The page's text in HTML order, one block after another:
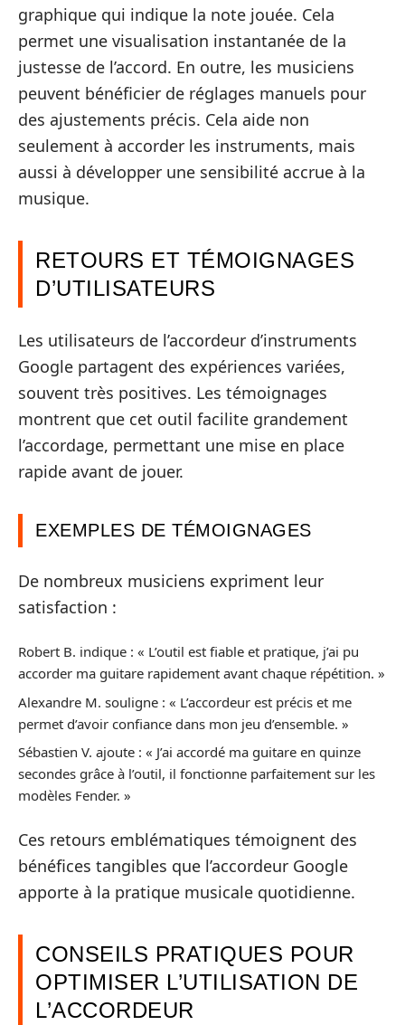
graphique qui indique la note jouée. Cela
permet une visualisation instantanée de la
justesse de l’accord. En outre, les musiciens
peuvent bénéficier de réglages manuels pour
des ajustements précis. Cela aide non
seulement à accorder les instruments, mais
aussi à développer une sensibilité accrue à la
musique.
RETOURS ET TÉMOIGNAGES
D’UTILISATEURS
Les utilisateurs de l’accordeur d’instruments
Google partagent des expériences variées,
souvent très positives. Les témoignages
montrent que cet outil facilite grandement
l’accordage, permettant une mise en place
rapide avant de jouer.
EXEMPLES DE TÉMOIGNAGES
De nombreux musiciens expriment leur
satisfaction :
Robert B. indique : « L’outil est fiable et pratique, j’ai pu
accorder ma guitare rapidement avant chaque répétition. »
Alexandre M. souligne : « L’accordeur est précis et me
permet d’avoir confiance dans mon jeu d’ensemble. »
Sébastien V. ajoute : « J’ai accordé ma guitare en quinze
secondes grâce à l’outil, il fonctionne parfaitement sur les
modèles Fender. »
Ces retours emblématiques témoignent des
bénéfices tangibles que l’accordeur Google
apporte à la pratique musicale quotidienne.
CONSEILS PRATIQUES POUR
OPTIMISER L’UTILISATION DE
L’ACCORDEUR